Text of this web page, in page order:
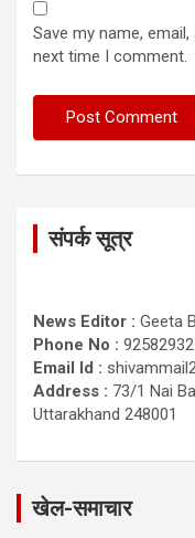
Save my name,
next time I comment.
संपर्क सूत्र
News Editor : Geeta
Phone No :
Email Id :
Address : 73/1 Nai
Uttarakhand 248001
खेल-समाचार